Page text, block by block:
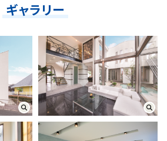
ギャラリー